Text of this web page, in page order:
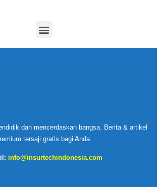
dan mencerdaskan bangsa. Berita & artikel
tersaji gratis bagi Anda.
info@insurtechindonesia.com